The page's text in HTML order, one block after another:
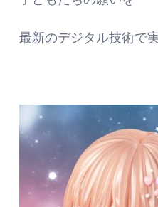
最新のデジタル技術で